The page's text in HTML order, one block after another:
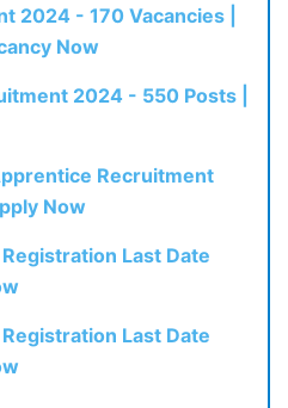
2024 - 170 Vacancies |
Now
2024 - 550 Posts |
Recruitment
Now
Last Date
Last Date